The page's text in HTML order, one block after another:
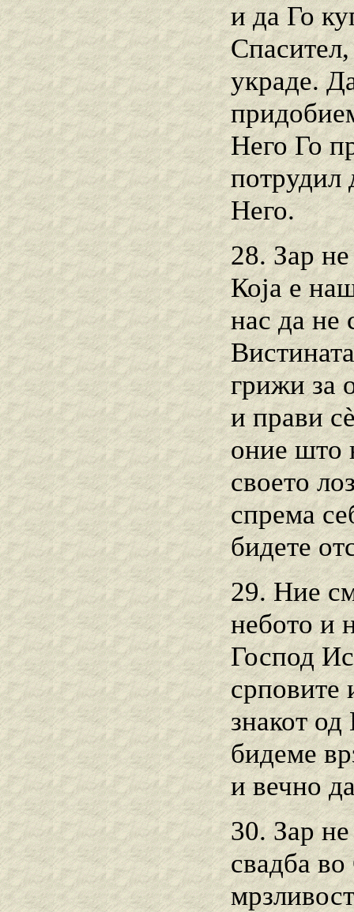
и да Го
украде.
Него Го
потрудил
Него.
28. Зар
Која е
нас да не
грижи за
и прави
оние што
своето
спрема
бидете
29. Ние
небото и
Господ
срповите
знакот
бидеме
и вечно
30. Зар
свадба